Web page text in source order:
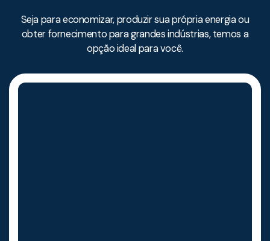
Seja para economizar, produzir sua própria energia ou
obter fornecimento para grandes indústrias, temos a
opção ideal para você.